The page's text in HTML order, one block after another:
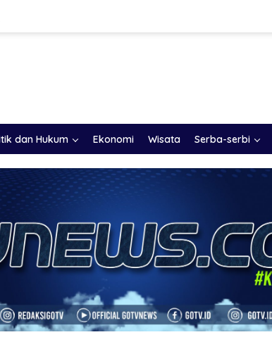
dan Hukum Ekonomi Wisata Serba-serbi